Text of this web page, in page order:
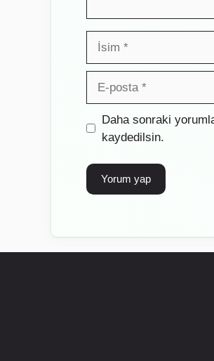
İsim
posta
İnternet
sitesi
Daha sonraki
kaydedilsin.